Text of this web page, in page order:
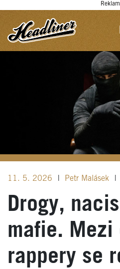
11. 5. 2026 Petr Malásek
Drogy,
mafie. Mezi
rappery se